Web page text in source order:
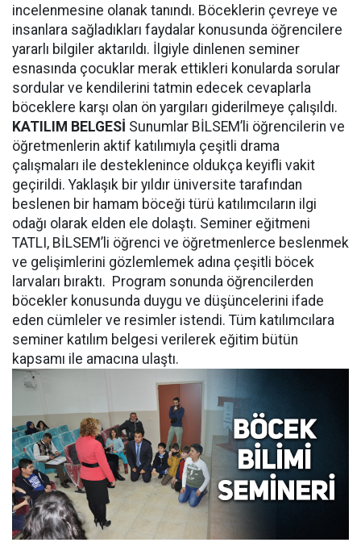
incelenmesine olanak tanındı. Böceklerin çevreye ve
insanlara sağladıkları faydalar konusunda öğrencilere
yararlı bilgiler aktarıldı. İlgiyle dinlenen seminer
esnasında çocuklar merak ettikleri konularda sorular
sordular ve kendilerini tatmin edecek cevaplarla
böceklere karşı olan ön yargıları giderilmeye çalışıldı.
KATILIM BELGESİ Sunumlar BİLSEM’li öğrencilerin ve
öğretmenlerin aktif katılımıyla çeşitli drama
çalışmaları ile desteklenince oldukça keyifli vakit
geçirildi. Yaklaşık bir yıldır üniversite tarafından
beslenen bir hamam böceği türü katılımcıların ilgi
odağı olarak elden ele dolaştı. Seminer eğitmeni
TATLI, BİLSEM’li öğrenci ve öğretmenlerce beslenmek
ve gelişimlerini gözlemlemek adına çeşitli böcek
larvaları bıraktı. Program sonunda öğrencilerden
böcekler konusunda duygu ve düşüncelerini ifade
eden cümleler ve resimler istendi. Tüm katılımcılara
seminer katılım belgesi verilerek eğitim bütün
kapsamı ile amacına ulaştı.